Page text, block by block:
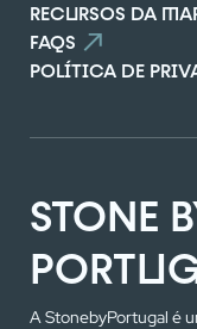
RECURSOS DA
FAQS
POLÍTICA DE
STONE
A StonebyPortugal é